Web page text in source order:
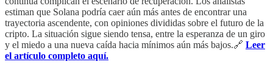
estiman que Solana podría caer aún más antes de encontrar una
trayectoria ascendente, con opiniones divididas sobre el futuro de la
cripto. La situación sigue siendo tensa, entre la esperanza de un giro
y el miedo a una nueva caída hacia mínimos aún más bajos.🔗 Leer
el artículo completo aquí.